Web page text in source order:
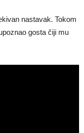
nastavak. Tokom
gosta čiji mu